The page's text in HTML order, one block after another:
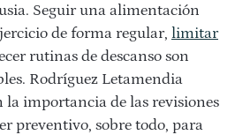
Seguir una alimentación
de forma regular, limitar
rutinas de descanso son
Rodríguez Letamendia
la importancia de las revisiones
preventivo, sobre todo, para